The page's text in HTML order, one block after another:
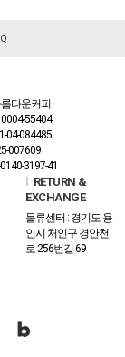
다운커피
55404
04-084485
007609
3197-41
RETURN &
EXCHANGE
물류센터 : 경기도 용
인시 처인구 경안천
로 256번길 69